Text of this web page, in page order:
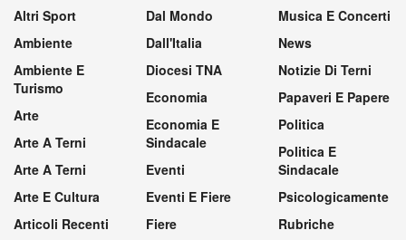
Altri Sport
Ambiente
Ambiente E
Turismo
Arte
Arte A Terni
Arte A Terni
Arte E Cultura
Articoli Recenti
Dal Mondo
Dall'Italia
Diocesi TNA
Economia
Economia E
Sindacale
Eventi
Eventi E Fiere
Fiere
Musica E Concerti
News
Notizie Di Terni
Papaveri E Papere
Politica
Politica E
Sindacale
Psicologicamente
Rubriche